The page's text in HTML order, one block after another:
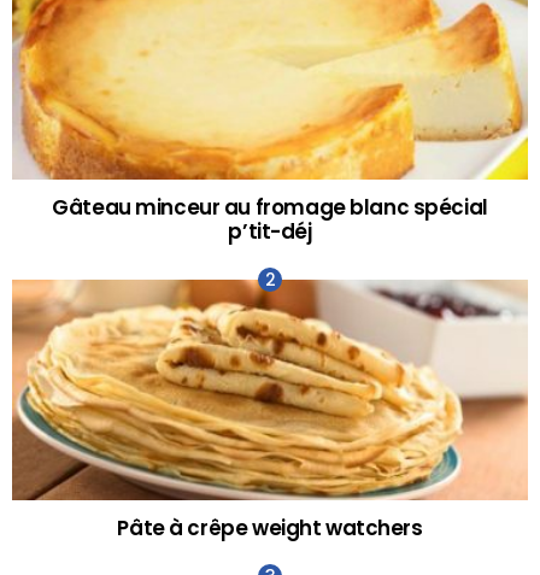
Gâteau minceur au fromage blanc spécial
p’tit-déj
Pâte à crêpe weight watchers